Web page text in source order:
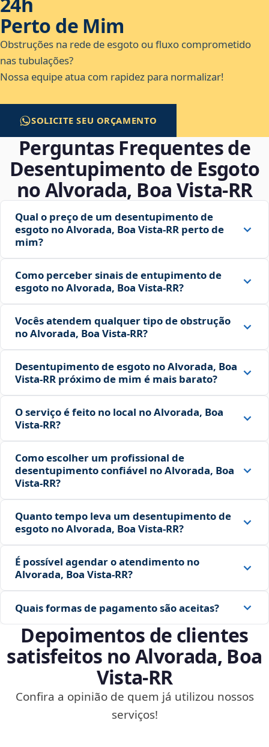
Perto de Mim
Obstruções na rede de esgoto ou fluxo comprometido
nas tubulações?
Nossa equipe atua com rapidez para normalizar!
SOLICITE SEU ORÇAMENTO
Perguntas Frequentes de
Desentupimento de Esgoto
no Alvorada, Boa Vista‑RR
Qual o preço de um desentupimento de
esgoto no Alvorada, Boa Vista‑RR perto de
mim?
Como perceber sinais de entupimento de
esgoto no Alvorada, Boa Vista‑RR?
Vocês atendem qualquer tipo de obstrução
no Alvorada, Boa Vista‑RR?
Desentupimento de esgoto no Alvorada, Boa
Vista‑RR próximo de mim é mais barato?
O serviço é feito no local no Alvorada, Boa
Vista‑RR?
Como escolher um profissional de
desentupimento confiável no Alvorada, Boa
Vista‑RR?
Quanto tempo leva um desentupimento de
esgoto no Alvorada, Boa Vista‑RR?
É possível agendar o atendimento no
Alvorada, Boa Vista‑RR?
Quais formas de pagamento são aceitas?
Depoimentos de clientes
satisfeitos no Alvorada, Boa
Vista‑RR
Confira a opinião de quem já utilizou nossos
serviços!